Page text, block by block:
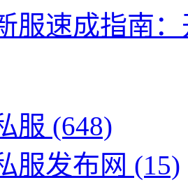
服速成指南
服 (648)
服发布网 (15)